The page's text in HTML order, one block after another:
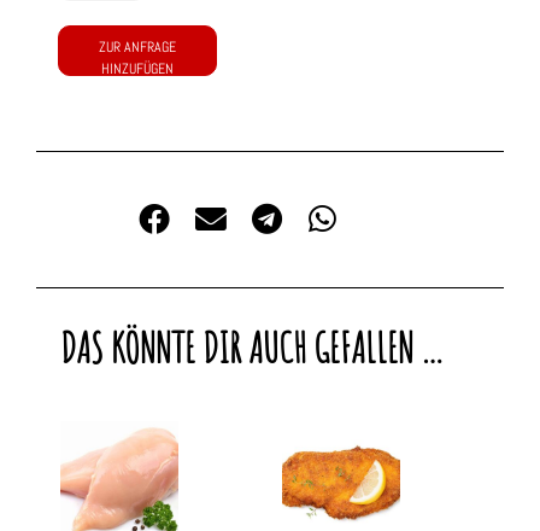
ZUR ANFRAGE
HINZUFÜGEN
DAS KÖNNTE DIR AUCH GEFALLEN …